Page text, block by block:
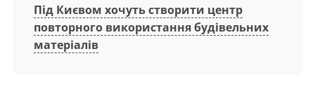
Під Києвом хочуть створити центр
повторного використання будівельних
матеріалів